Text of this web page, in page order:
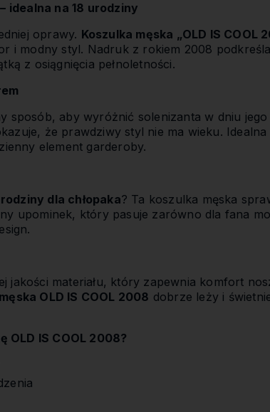
idealna na 18 urodziny
oprawy. Koszulka męska „OLD IS COOL
i modny styl. Nadruk z rokiem 2008
z osiągnięcia pełnoletności.
sposób, aby wyróżnić solenizanta w dniu jego
że prawdziwy styl nie ma wieku.
element garderoby.
dla chłopaka? Ta koszulka męska
upominek, który pasuje zarówno dla fana
jakości materiału, który zapewnia komfort
OLD IS COOL 2008 dobrze leży i
OLD IS COOL 2008?